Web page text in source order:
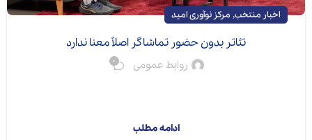
اخبار منتخب, مرکز نوآوری امید
تئاتر بدون حضور تماشاگر اصلاً معنا ندارد
روابط عمومی 0
ادامه مطلب